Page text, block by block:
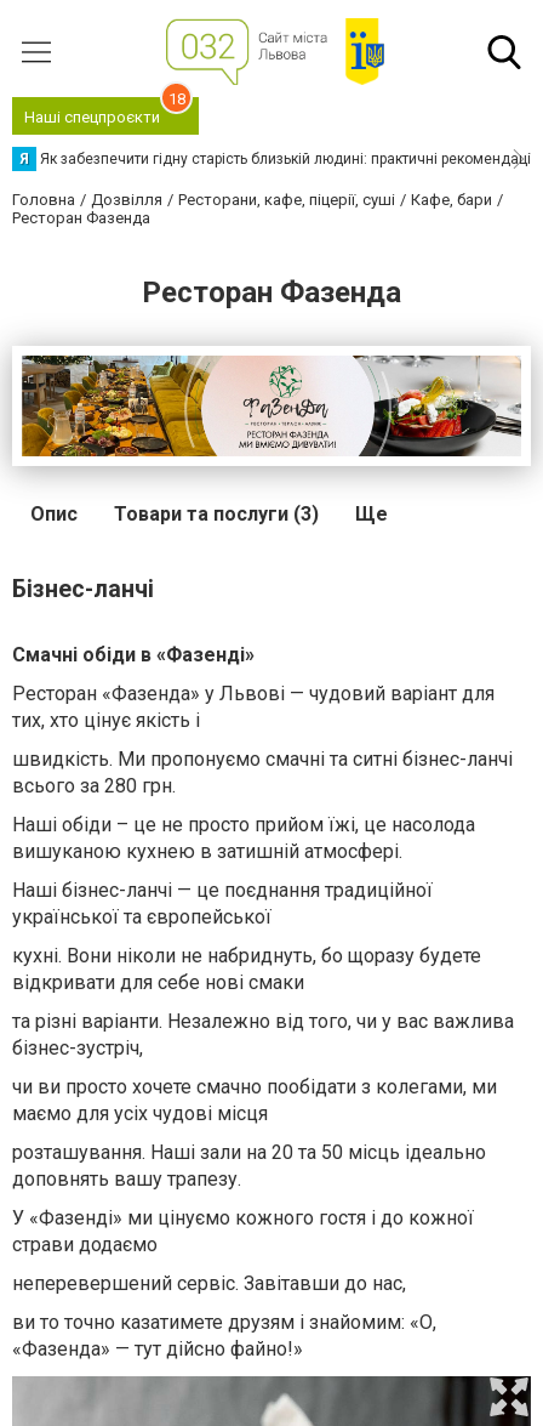
Наші спецпроєкти
18
Я Як забезпечити гідну старість близькій людині: практичні рекомендації
Головна Дозвілля Ресторани, кафе, піцерії, суші
Кафе, бари
Ресторан Фазенда
Ресторан Фазенда
Опис Товари та послуги (3) Ще
Бізнес-ланчі
Смачні обіди в «Фазенді»
Ресторан «Фазенда» у Львові — чудовий варіант для
тих, хто цінує якість і
швидкість. Ми пропонуємо смачні та ситні бізнес-ланчі
всього за 280 грн.
Наші обіди – це не просто прийом їжі, це насолода
вишуканою кухнею в затишній атмосфері.
Наші бізнес-ланчі — це поєднання традиційної
української та європейської
кухні. Вони ніколи не набриднуть, бо щоразу будете
відкривати для себе нові смаки
та різні варіанти. Незалежно від того, чи у вас важлива
бізнес-зустріч,
чи ви просто хочете смачно пообідати з колегами, ми
маємо для усіх чудові місця
розташування. Наші зали на 20 та 50 місць ідеально
доповнять вашу трапезу.
У «Фазенді» ми цінуємо кожного гостя і до кожної
страви додаємо
неперевершений сервіс. Завітавши до нас,
ви то точно казатимете друзям і знайомим: «О,
«Фазенда» — тут дійсно файно!»